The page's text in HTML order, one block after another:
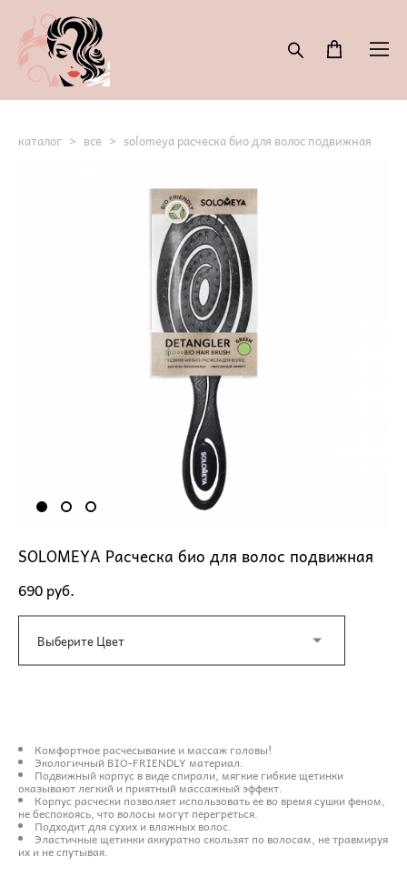
каталог > все > solomeya расческа био для волос подвижная
SOLOMEYA Расческа био для волос подвижная
690 pуб.
Выберите Цвет
Комфортное расчесывание и массаж головы!
Экологичный BIO-FRIENDLY материал.
Подвижный корпус в виде спирали, мягкие гибкие щетинки
оказывают легкий и приятный массажный эффект.
Корпус расчески позволяет использовать ее во время сушки феном,
не беспокоясь, что волосы могут перегреться.
Подходит для сухих и влажных волос.
Эластичные щетинки аккуратно скользят по волосам, не травмируя
их и не спутывая.